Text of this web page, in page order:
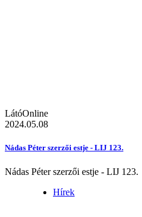
LátóOnline
2024.05.08
Nádas Péter szerzői estje - LIJ 123.
Nádas Péter szerzői estje - LIJ 123.
Hírek